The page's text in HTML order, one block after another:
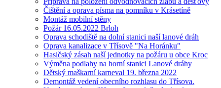
Čištění a oprava písma na pomníku v Krásetíně
Montáž mobilní stěny
Požár 16.05.2022 Brloh
Oprava schodiště na dolní stanici naší lanové dráh
Oprava kanalizace v Třísově "Na Horánku"
Hasičský zásah naší jednotky na požáru u obce Kroc
Výměna podlahy na horní stanici Lanové dráhy
Dětský maškarní karneval 19. března 2022
Demontáž vedení obecního rozhlasu do Třísova.